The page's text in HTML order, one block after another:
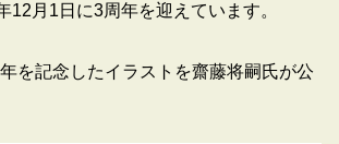
月1日に3周年を迎えています。
を記念したイラストを齋藤将嗣氏が公